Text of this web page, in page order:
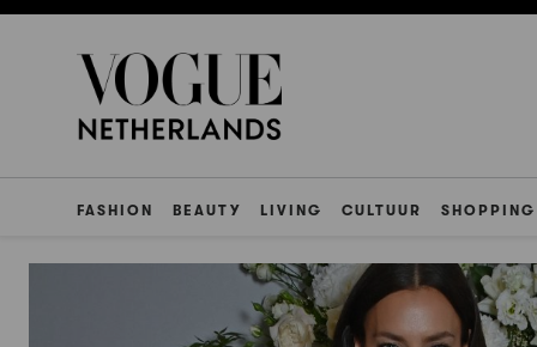
FASHION BEAUTY LIVING CULTUUR SHOPPING